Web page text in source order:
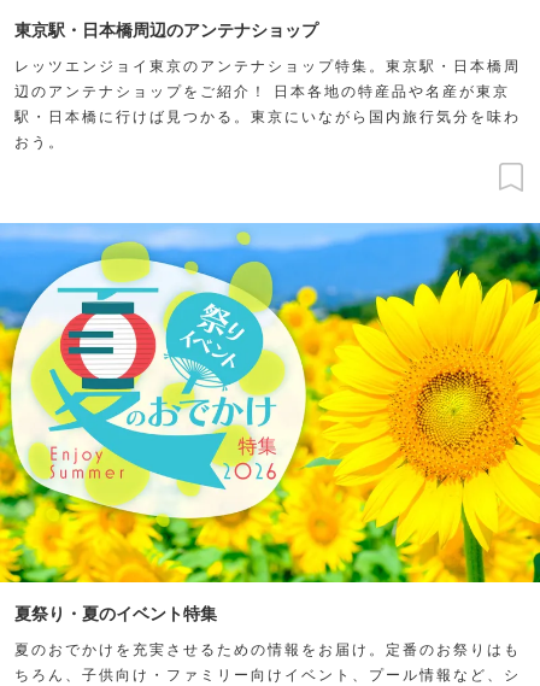
東京駅・日本橋周辺のアンテナショップ
レッツエンジョイ東京のアンテナショップ特集。東京駅・日本橋周
辺のアンテナショップをご紹介！ 日本各地の特産品や名産が東京
駅・日本橋に行けば見つかる。東京にいながら国内旅行気分を味わ
おう。
夏祭り・夏のイベント特集
夏のおでかけを充実させるための情報をお届け。定番のお祭りはも
ちろん、子供向け・ファミリー向けイベント、プール情報など、シ